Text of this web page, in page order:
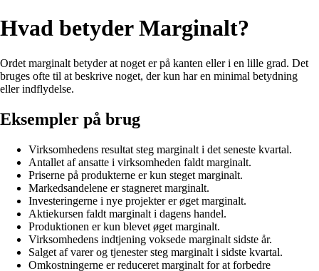
Hvad betyder Marginalt?
Ordet marginalt betyder at noget er på kanten eller i en lille grad. Det
bruges ofte til at beskrive noget, der kun har en minimal betydning
eller indflydelse.
Eksempler på brug
Virksomhedens resultat steg marginalt i det seneste kvartal.
Antallet af ansatte i virksomheden faldt marginalt.
Priserne på produkterne er kun steget marginalt.
Markedsandelene er stagneret marginalt.
Investeringerne i nye projekter er øget marginalt.
Aktiekursen faldt marginalt i dagens handel.
Produktionen er kun blevet øget marginalt.
Virksomhedens indtjening voksede marginalt sidste år.
Salget af varer og tjenester steg marginalt i sidste kvartal.
Omkostningerne er reduceret marginalt for at forbedre